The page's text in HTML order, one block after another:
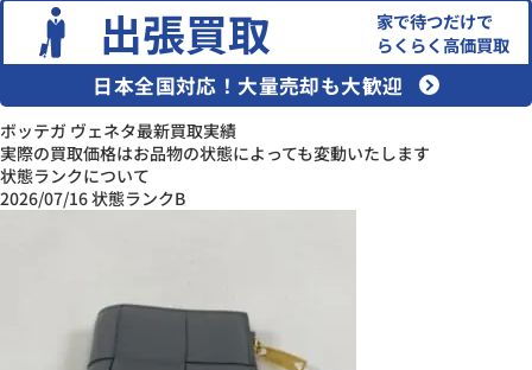
出張買取
家で待つだけで
らくらく高価買取
日本全国対応！大量売却も大歓迎
ボッテガ ヴェネタ最新買取実績
実際の買取価格はお品物の状態によっても変動いたします
状態ランクについて
2026/07/16状態ランクB